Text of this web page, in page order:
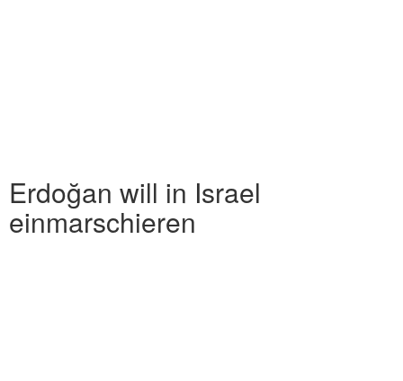
Erdoğan will in Israel
einmarschieren